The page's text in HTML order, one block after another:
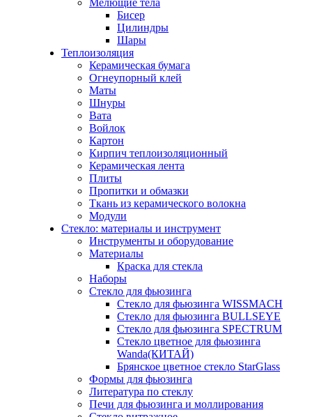
Мелющие тела
Бисер
Цилиндры
Шары
Теплоизоляция
Керамическая бумага
Огнеупорный клей
Маты
Шнуры
Вата
Войлок
Картон
Кирпич теплоизоляционный
Керамическая лента
Плиты
Пропитки и обмазки
Ткань из керамического волокна
Модули
Стекло: материалы и инструмент
Инструменты и оборудование
Материалы
Краска для стекла
Наборы
Стекло для фьюзинга
Стекло для фьюзинга WISSMACH
Стекло для фьюзинга BULLSEYE
Стекло для фьюзинга SPECTRUM
Стекло цветное для фьюзинга
Wanda(КИТАЙ)
Брянское цветное стекло StarGlass
Формы для фьюзинга
Литература по стеклу
Печи для фьюзинга и моллирования